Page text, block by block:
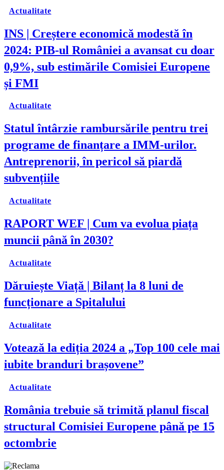
Actualitate
INS | Creștere economică modestă în
2024: PIB-ul României a avansat cu doar
0,9%, sub estimările Comisiei Europene
și FMI
Actualitate
Statul întârzie rambursările pentru trei
programe de finanțare a IMM-urilor.
Antreprenorii, în pericol să piardă
subvențiile
Actualitate
RAPORT WEF | Cum va evolua piața
muncii până în 2030?
Actualitate
Dăruiește Viață | Bilanț la 8 luni de
funcționare a Spitalului
Actualitate
Votează la ediția 2024 a „Top 100 cele mai
iubite branduri brașovene”
Actualitate
România trebuie să trimită planul fiscal
structural Comisiei Europene până pe 15
octombrie